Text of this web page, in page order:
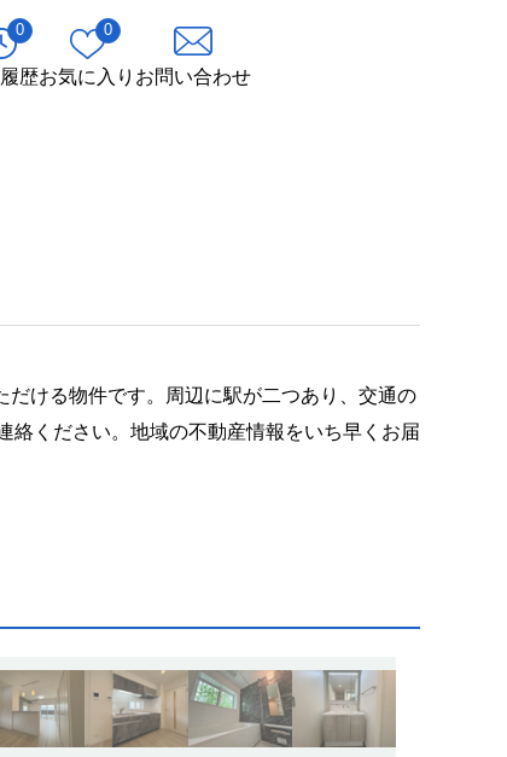
0
歴
0
お気に入り お問い合わせ
ける物件です。周辺に駅が二つあり、交通の
絡ください。地域の不動産情報をいち早くお届